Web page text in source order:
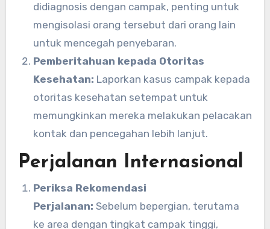
didiagnosis dengan campak, penting untuk
mengisolasi orang tersebut dari orang lain
untuk mencegah penyebaran.
Pemberitahuan kepada Otoritas
Kesehatan: Laporkan kasus campak kepada
otoritas kesehatan setempat untuk
memungkinkan mereka melakukan pelacakan
kontak dan pencegahan lebih lanjut.
Perjalanan Internasional
Periksa Rekomendasi
Perjalanan: Sebelum bepergian, terutama
ke area dengan tingkat campak tinggi,